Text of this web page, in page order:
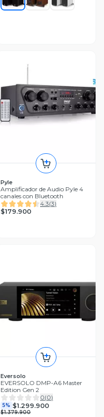
Pyle
Amplificador de Audio Pyle 4
canales con Bluetooth
4.3(3)
$179.900
Eversolo
EVERSOLO DMP-A6 Master
Edition Gen 2
0(0)
5% $1.299.900
$1.379.900